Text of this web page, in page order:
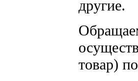
другие.
товар)